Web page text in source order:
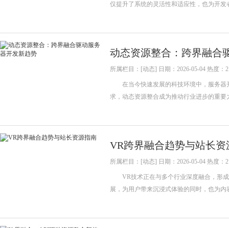
仅提升了系统的灵活性和适应性，也为
动态资源整合：跨界融合
所属栏目：[动态] 日期：2026-05-04 热度：2
在当今快速发展的科技环境中，服务器
求，动态资源整合成为推动行业进步的重
VR跨界融合趋势与站长资
所属栏目：[动态] 日期：2026-05-04 热度：2
VR技术正在与多个行业深度融合，形成
展，为用户带来沉浸式体验的同时，也为